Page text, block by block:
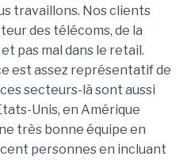
travaillons. Nos clients
des télécoms, de la
pas mal dans le retail.
est assez représentatif de
secteurs-là sont aussi
Unis, en Amérique
très bonne équipe en
cent personnes en incluant